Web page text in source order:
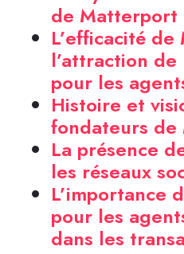
de Matterport
L’efficacité
l’attraction
pour les
Histoire et
fondateurs
La présence
les réseaux
L’importance
pour les
dans les